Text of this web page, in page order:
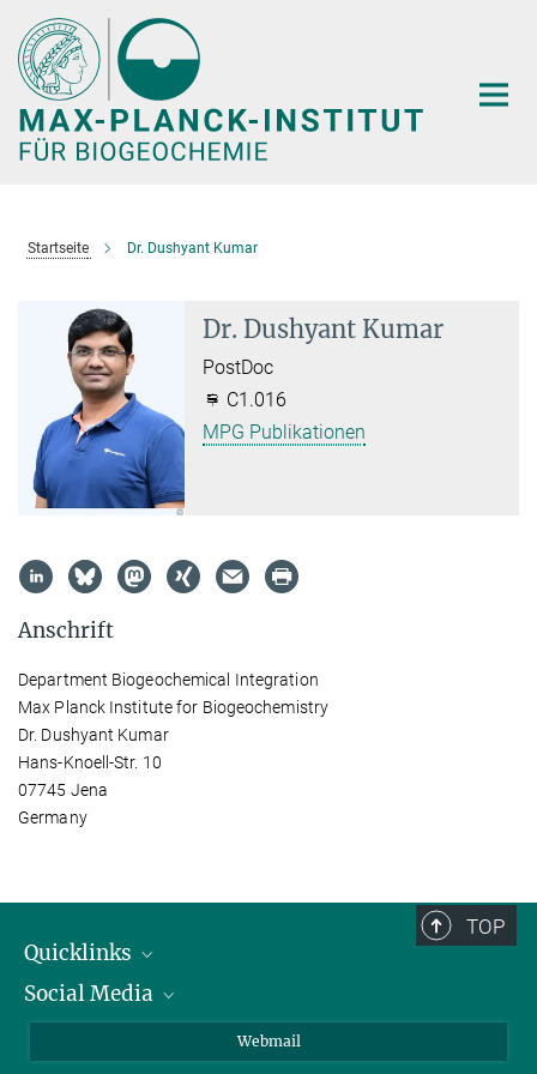
Hauptinhalt
Startseite Dr. Dushyant Kumar
Dr. Dushyant Kumar
PostDoc
C1.016
MPG Publikationen
Anschrift
Department Biogeochemical Integration
Max Planck Institute for Biogeochemistry
Dr. Dushyant Kumar
Hans-Knoell-Str. 10
07745 Jena
Germany
TOP
Quicklinks
IMPRS Graduiertenschule
Social Media
Webmail